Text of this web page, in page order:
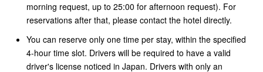
morning request, up to 25:00 for afternoon request). For
reservations after that, please contact the hotel directly.
You can reserve only one time per stay, within the specified
4-hour time slot. Drivers will be required to have a valid
driver's license noticed in Japan. Drivers with only an